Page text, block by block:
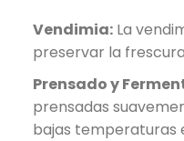
Vendimia:La
preservar la
Prensado y
prensadas
bajas temperaturas